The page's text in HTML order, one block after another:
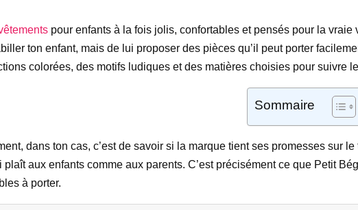
pour enfants à la fois jolis, confortables et pensés pour la
ton enfant, mais de lui proposer des pièces qu’il peut porter
colorées, des motifs ludiques et des matières choisies pour suivre
Sommaire
dans ton cas, c’est de savoir si la marque tient ses promesses sur
aux enfants comme aux parents. C’est précisément ce que Petit
à porter.